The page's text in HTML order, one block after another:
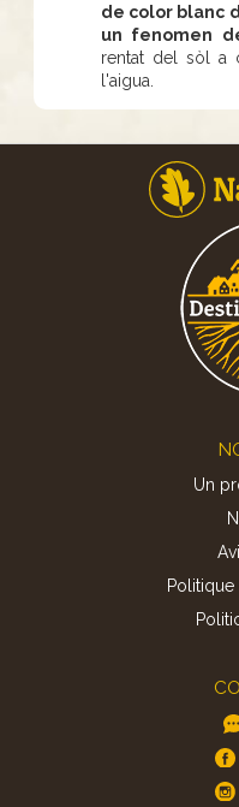
de color blanc
un fenomen
rentat del sòl a
l'aigua.
Un